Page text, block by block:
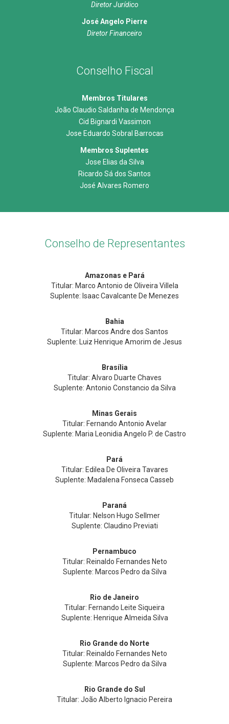
Diretor Jurídico
José Angelo Pierre
Diretor Financeiro
Conselho Fiscal
Membros Titulares
João Claudio Saldanha de Mendonça
Cid Bignardi Vassimon
Jose Eduardo Sobral Barrocas
Membros Suplentes
Jose Elias da Silva
Ricardo Sá dos Santos
José Alvares Romero
Conselho de Representantes
Amazonas e Pará
Titular: Marco Antonio de Oliveira Villela
Suplente: Isaac Cavalcante De Menezes
Bahia
Titular: Marcos Andre dos Santos
Suplente: Luiz Henrique Amorim de Jesus
Brasília
Titular: Alvaro Duarte Chaves
Suplente: Antonio Constancio da Silva
Minas Gerais
Titular: Fernando Antonio Avelar
Suplente: Maria Leonidia Angelo P. de Castro
Pará
Titular: Edilea De Oliveira Tavares
Suplente: Madalena Fonseca Casseb
Paraná
Titular: Nelson Hugo Sellmer
Suplente: Claudino Previati
Pernambuco
Titular: Reinaldo Fernandes Neto
Suplente: Marcos Pedro da Silva
Rio de Janeiro
Titular: Fernando Leite Siqueira
Suplente: Henrique Almeida Silva
Rio Grande do Norte
Titular: Reinaldo Fernandes Neto
Suplente: Marcos Pedro da Silva
Rio Grande do Sul
Titular: João Alberto Ignacio Pereira